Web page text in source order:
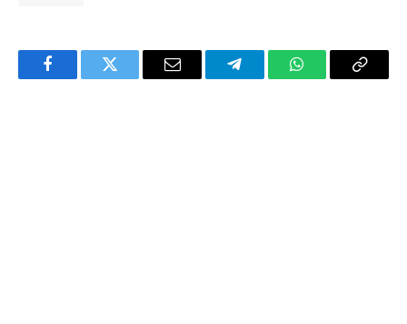
FacebookTwitter Email TelegramWhatsAppCopy